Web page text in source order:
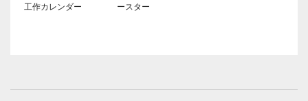
工作カレンダー
ースター